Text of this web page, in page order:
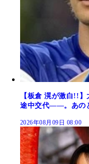
【板倉 滉が激白!!
途中交代――。あの
2026年08月09日 08:00